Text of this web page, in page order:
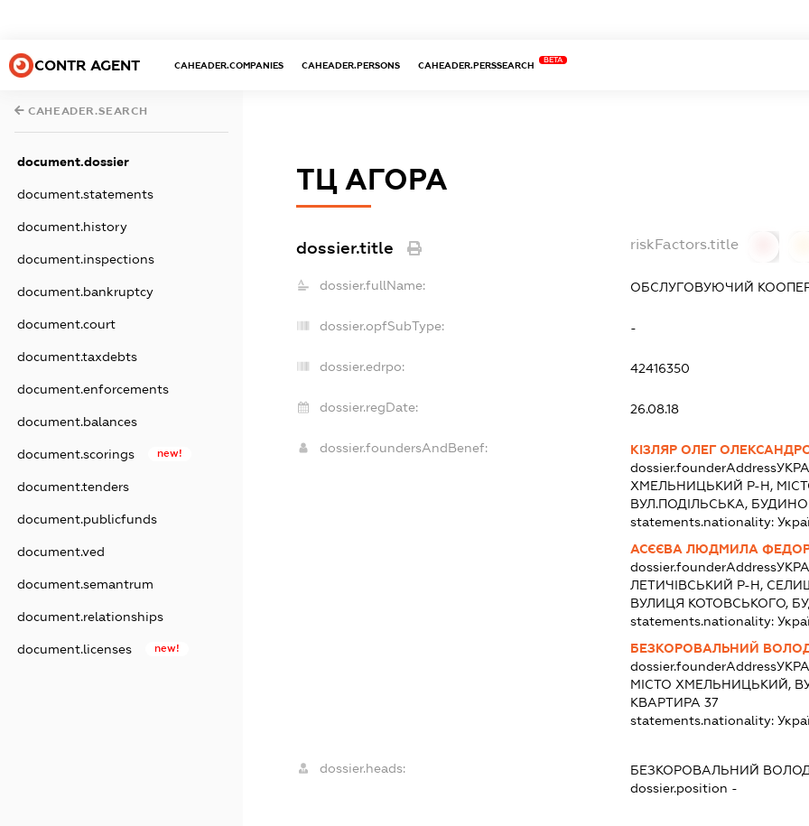
CONTR AGENT CAHEADER.COMPANIES CAHEADER.PERSONS CAHEADER.PERSSEARCH
BETA
CAHEADER.SEARCH
document.dossier
document.statements
document.history
document.inspections
document.bankruptcy
document.court
document.taxdebts
document.enforcements
document.balances
document.scorings new!
document.tenders
document.publicfunds
document.ved
document.semantrum
document.relationships
document.licenses new!
ТЦ АГОРА
dossier.title riskFactors.title
dossier.fullName: ОБСЛУГОВУЮЧИЙ
dossier.opfSubType: -
dossier.edrpo: 42416350
dossier.regDate: 26.08.18
dossier.foundersAndBenef:
КІЗЛЯР ОЛЕГ
dossier.founderAddress
ХМЕЛЬНИЦЬКИЙ Р-Н,
ВУЛ.ПОДІЛЬСЬКА,
statements.nationality:
АСЄЄВА ЛЮДМИЛА
dossier.founderAddress
ЛЕТИЧІВСЬКИЙ Р-Н,
ВУЛИЦЯ КОТОВСЬКОГО,
statements.nationality:
БЕЗКОРОВАЛЬНИЙ
dossier.founderAddress
МІСТО ХМЕЛЬНИЦЬКИЙ,
КВАРТИРА 37
statements.nationality:
dossier.heads: БЕЗКОРОВАЛЬНИЙ
dossier.position -